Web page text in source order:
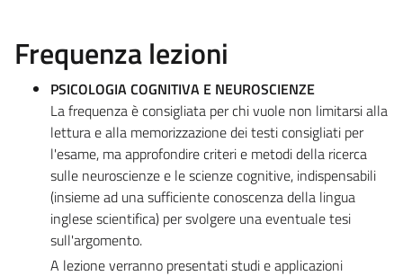
Frequenza lezioni
PSICOLOGIA COGNITIVA E NEUROSCIENZE
La frequenza è consigliata per chi vuole non limitarsi alla
lettura e alla memorizzazione dei testi consigliati per
l'esame, ma approfondire criteri e metodi della ricerca
sulle neuroscienze e le scienze cognitive, indispensabili
(insieme ad una sufficiente conoscenza della lingua
inglese scientifica) per svolgere una eventuale tesi
sull'argomento.
A lezione verranno presentati studi e applicazioni